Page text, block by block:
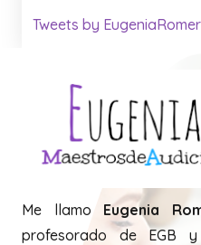
Tweets by
Me llamo Eugenia
profesorado de EGB